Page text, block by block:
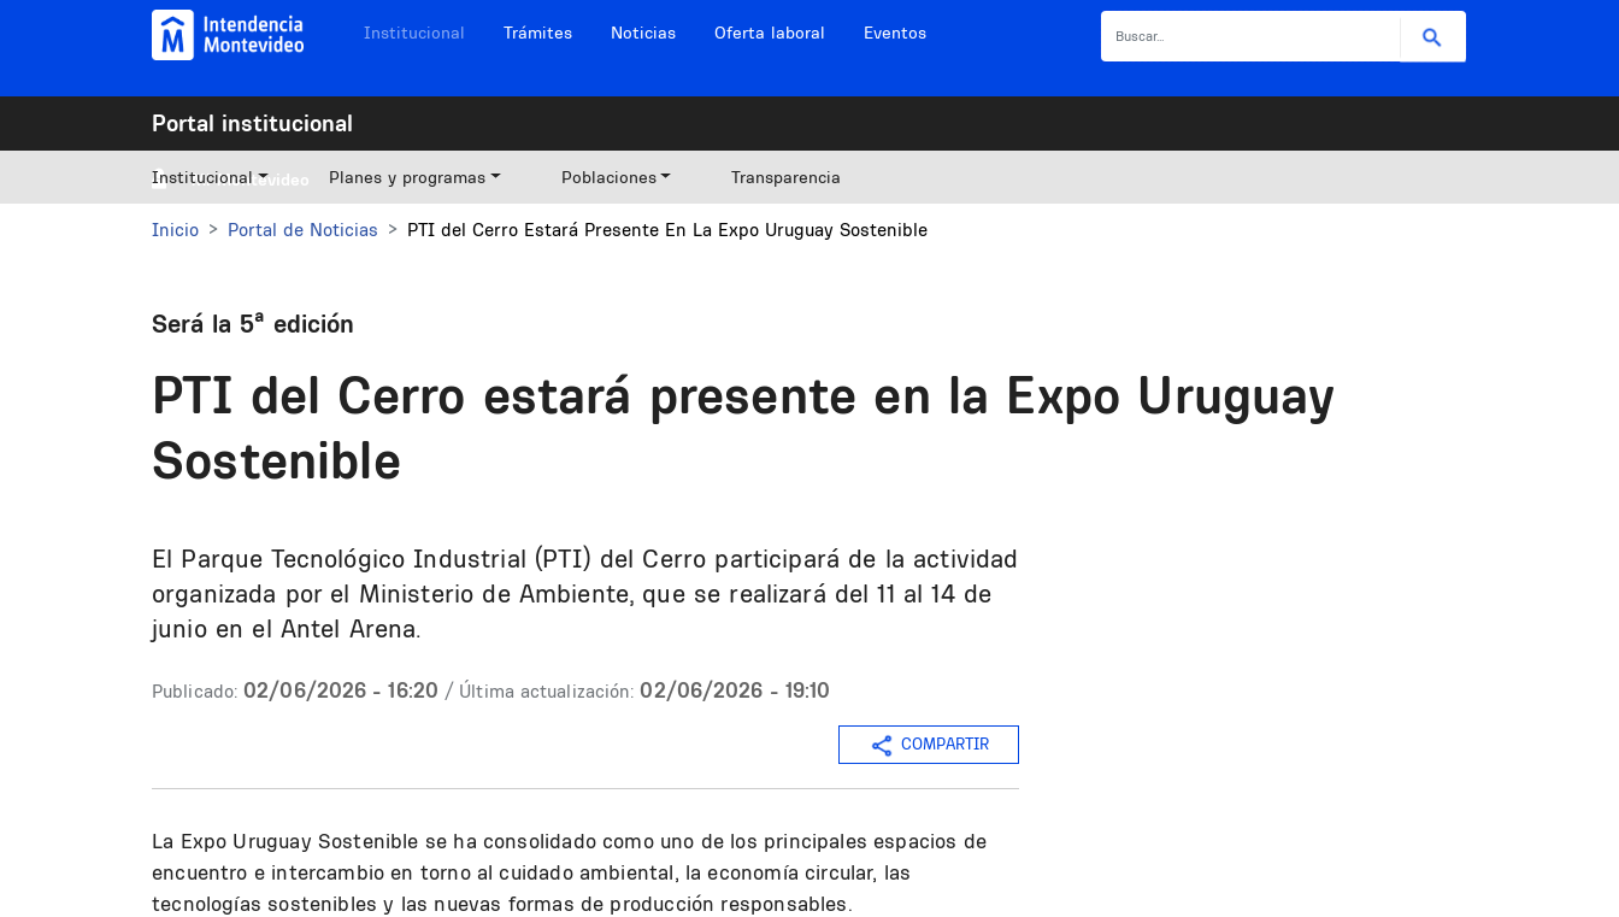
Pasar al contenido principal Navegación sitios
Institucional Trámites Noticias Oferta laboral Eventos
Portal institucional
Mi Montevideo
Institucional Planes y programas Poblaciones Transparencia
Inicio Portal de Noticias PTI del Cerro Estará Presente En La Expo Uruguay Sostenible
Será la 5ª edición
PTI del Cerro estará presente en la Expo Uruguay
Sostenible
El Parque Tecnológico Industrial (PTI) del Cerro participará de la actividad
organizada por el Ministerio de Ambiente, que se realizará del 11 al 14 de
junio en el Antel Arena.
Publicado: 02/06/2026 - 16:20 / Última actualización: 02/06/2026 - 19:10
COMPARTIR
La Expo Uruguay Sostenible se ha consolidado como uno de los principales espacios de
encuentro e intercambio en torno al cuidado ambiental, la economía circular, las
tecnologías sostenibles y las nuevas formas de producción responsables.